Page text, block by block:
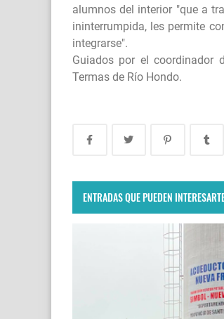
alumnos del interior "que a
ininterrumpida, les permite
integrarse".
Guiados por el coordinador
Termas de Río Hondo.
ENTRADAS QUE PUEDEN